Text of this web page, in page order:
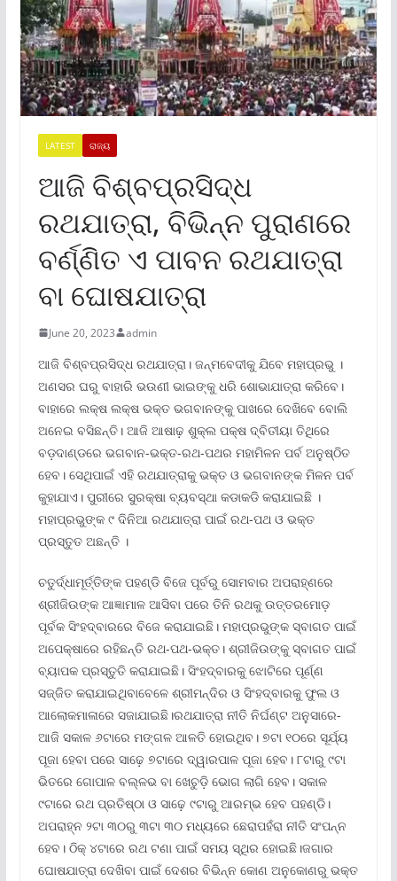
LATEST ରାଜ୍ୟ
ଆଜି ବିଶ୍ବପ୍ରସିଦ୍ଧ
ରଥଯାତ୍ରା, ବିଭିନ୍ନ ପୁରାଣରେ
ବର୍ଣ୍ଣିତ ଏ ପାବନ ରଥଯାତ୍ରା
ବା ଘୋଷଯାତ୍ରା
June 20, 2023 admin
ଆଜି ବିଶ୍ବପ୍ରସିଦ୍ଧ ରଥଯାତ୍ରା। ଜନ୍ମବେଦୀକୁ ଯିବେ ମହାପ୍ରଭୁ ।
ଅଣସର ଘରୁ ବାହାରି ଭଉଣୀ ଭାଇଙ୍କୁ ଧରି ଶୋଭାଯାତ୍ରା କରିବେ।
ବାହାରେ ଲକ୍ଷ ଲକ୍ଷ ଭକ୍ତ ଭଗବାନଙ୍କୁ ପାଖରେ ଦେଖିବେ ବୋଲି
ଅନେଇ ବସିଛନ୍ତି। ଆଜି ଆଷାଢ଼ ଶୁକ୍ଲ ପକ୍ଷ ଦ୍ବିତୀୟା ତିଥିରେ
ବଡ଼ଦାଣ୍ଡରେ ଭଗବାନ-ଭକ୍ତ-ରଥ-ପଥର ମହାମିଳନ ପର୍ବ ଅନୁଷ୍ଠିତ
ହେବ। ସେଥିପାଇଁ ଏହି ରଥଯାତ୍ରାକୁ ଭକ୍ତ ଓ ଭଗବାନଙ୍କ ମିଳନ ପର୍ବ
କୁହାଯାଏ। ପୁରୀରେ ସୁରକ୍ଷା ବ୍ୟବସ୍ଥା କଡାକଡି କରାଯାଇଛି ।
ମହାପ୍ରଭୁଙ୍କ ୯ ଦିନିଆ ରଥଯାତ୍ରା ପାଇଁ ରଥ-ପଥ ଓ ଭକ୍ତ
ପ୍ରସ୍ତୁତ ଅଛନ୍ତି ।
ଚତୁର୍ଦ୍ଧାମୂର୍ତ୍ତିଙ୍କ ପହଣ୍ଡି ବିଜେ ପୂର୍ବରୁ ସୋମବାର ଅପରାହ୍ଣରେ
ଶ୍ରୀଜିଉଙ୍କ ଆଜ୍ଞାମାଳ ଆସିବା ପରେ ତିନି ରଥକୁ ଉତ୍ତରମୋଡ଼
ପୂର୍ବକ ସିଂହଦ୍ବାରରେ ବିଜେ କରାଯାଇଛି। ମହାପ୍ରଭୁଙ୍କ ସ୍ବାଗତ ପାଇଁ
ଅପେକ୍ଷାରେ ରହିଛନ୍ତି ରଥ-ପଥ-ଭକ୍ତ। ଶ୍ରୀଜିଉଙ୍କୁ ସ୍ବାଗତ ପାଇଁ
ବ୍ୟାପକ ପ୍ରସ୍ତୁତି କରାଯାଇଛି। ସିଂହଦ୍ବାରକୁ ଝୋଟିରେ ପୂର୍ଣ୍ଣ
ସଜ୍ଜିତ କରାଯାଇଥିବାବେଳେ ଶ୍ରୀମନ୍ଦିର ଓ ସିଂହଦ୍ବାରକୁ ଫୁଲ ଓ
ଆଲୋକମାଳାରେ ସଜାଯାଇଛି।ରଥଯାତ୍ରା ନୀତି ନିର୍ଘଣ୍ଟ ଅନୁସାରେ-
ଆଜି ସକାଳ ୬ଟାରେ ମଙ୍ଗଳ ଆଳତି ହୋଇଥିବ। ୭ଟା ୧୦ରେ ସୂର୍ଯ୍ୟ
ପୂଜା ହେବା ପରେ ସାଢ଼େ ୭ଟାରେ ଦ୍ୱାରପାଳ ପୂଜା ହେବ। ୮ଟାରୁ ୯ଟା
ଭିତରେ ଗୋପାଳ ବଲ୍ଳଭ ବା ଖେଚୁଡ଼ି ଭୋଗ ଲାଗି ହେବ। ସକାଳ
୯ଟାରେ ରଥ ପ୍ରତିଷ୍ଠା ଓ ସାଢ଼େ ୯ଟାରୁ ଆରମ୍ଭ ହେବ ପହଣ୍ଡି।
ଅପରାହ୍ନ ୨ଟା ୩୦ରୁ ୩ଟା ୩୦ ମଧ୍ୟରେ ଛେରାପହଁରା ନୀତି ସଂପନ୍ନ
ହେବ। ଠିକ୍ ୪ଟାରେ ରଥ ଟଣା ପାଇଁ ସମୟ ସ୍ଥିର ହୋଇଛି।ଜଗାର
ଘୋଷଯାତ୍ରା ଦେଖିବା ପାଇଁ ଦେଶର ବିଭିନ୍ନ କୋଣ ଅନୁକୋଣରୁ ଭକ୍ତ